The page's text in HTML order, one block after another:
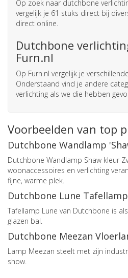
Op zoek naar dutchbone
vergelijk je 61 stuks direct bij
direct online.
Dutchbone
Furn.nl
Op Furn.nl vergelijk je
Onderstaand vind je andere
verlichting als we die hebben
Voorbeelden van top
Dutchbone Wandlamp
Dutchbone Wandlamp Shaw kleur
woonaccessoires en verlichting
fijne, warme plek.
Dutchbone Lune
Tafellamp Lune van Dutchbone is
glazen bal.
Dutchbone Meezan
Lamp Meezan steelt met zijn
show.